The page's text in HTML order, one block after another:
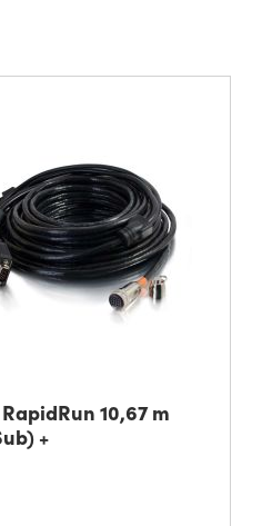
10,67 m
+